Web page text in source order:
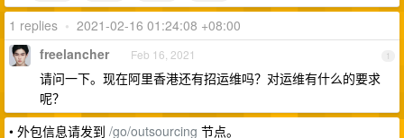
1 replies • 2021-02-16 01:24:08 +08:00
1
freelancher Feb 16, 2021
请问一下。现在阿里香港还有招运维吗？对运维有什么的要求
呢？
• 外包信息请发到 /go/outsourcing 节点。